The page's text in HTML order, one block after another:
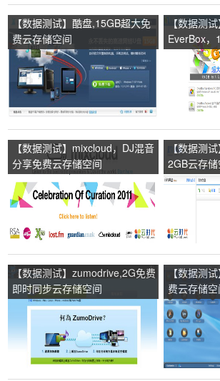
【数据测试】酷盘,15GB超大免
费云存储空间
【数据测
EverBox，
【数据测试】mixcloud，DJ混音
分享免费云存储空间
【数据测
2GB云存储
【数据测试】zumodrive,2G免费
即时同步云存储空间
【数据测
费云存储